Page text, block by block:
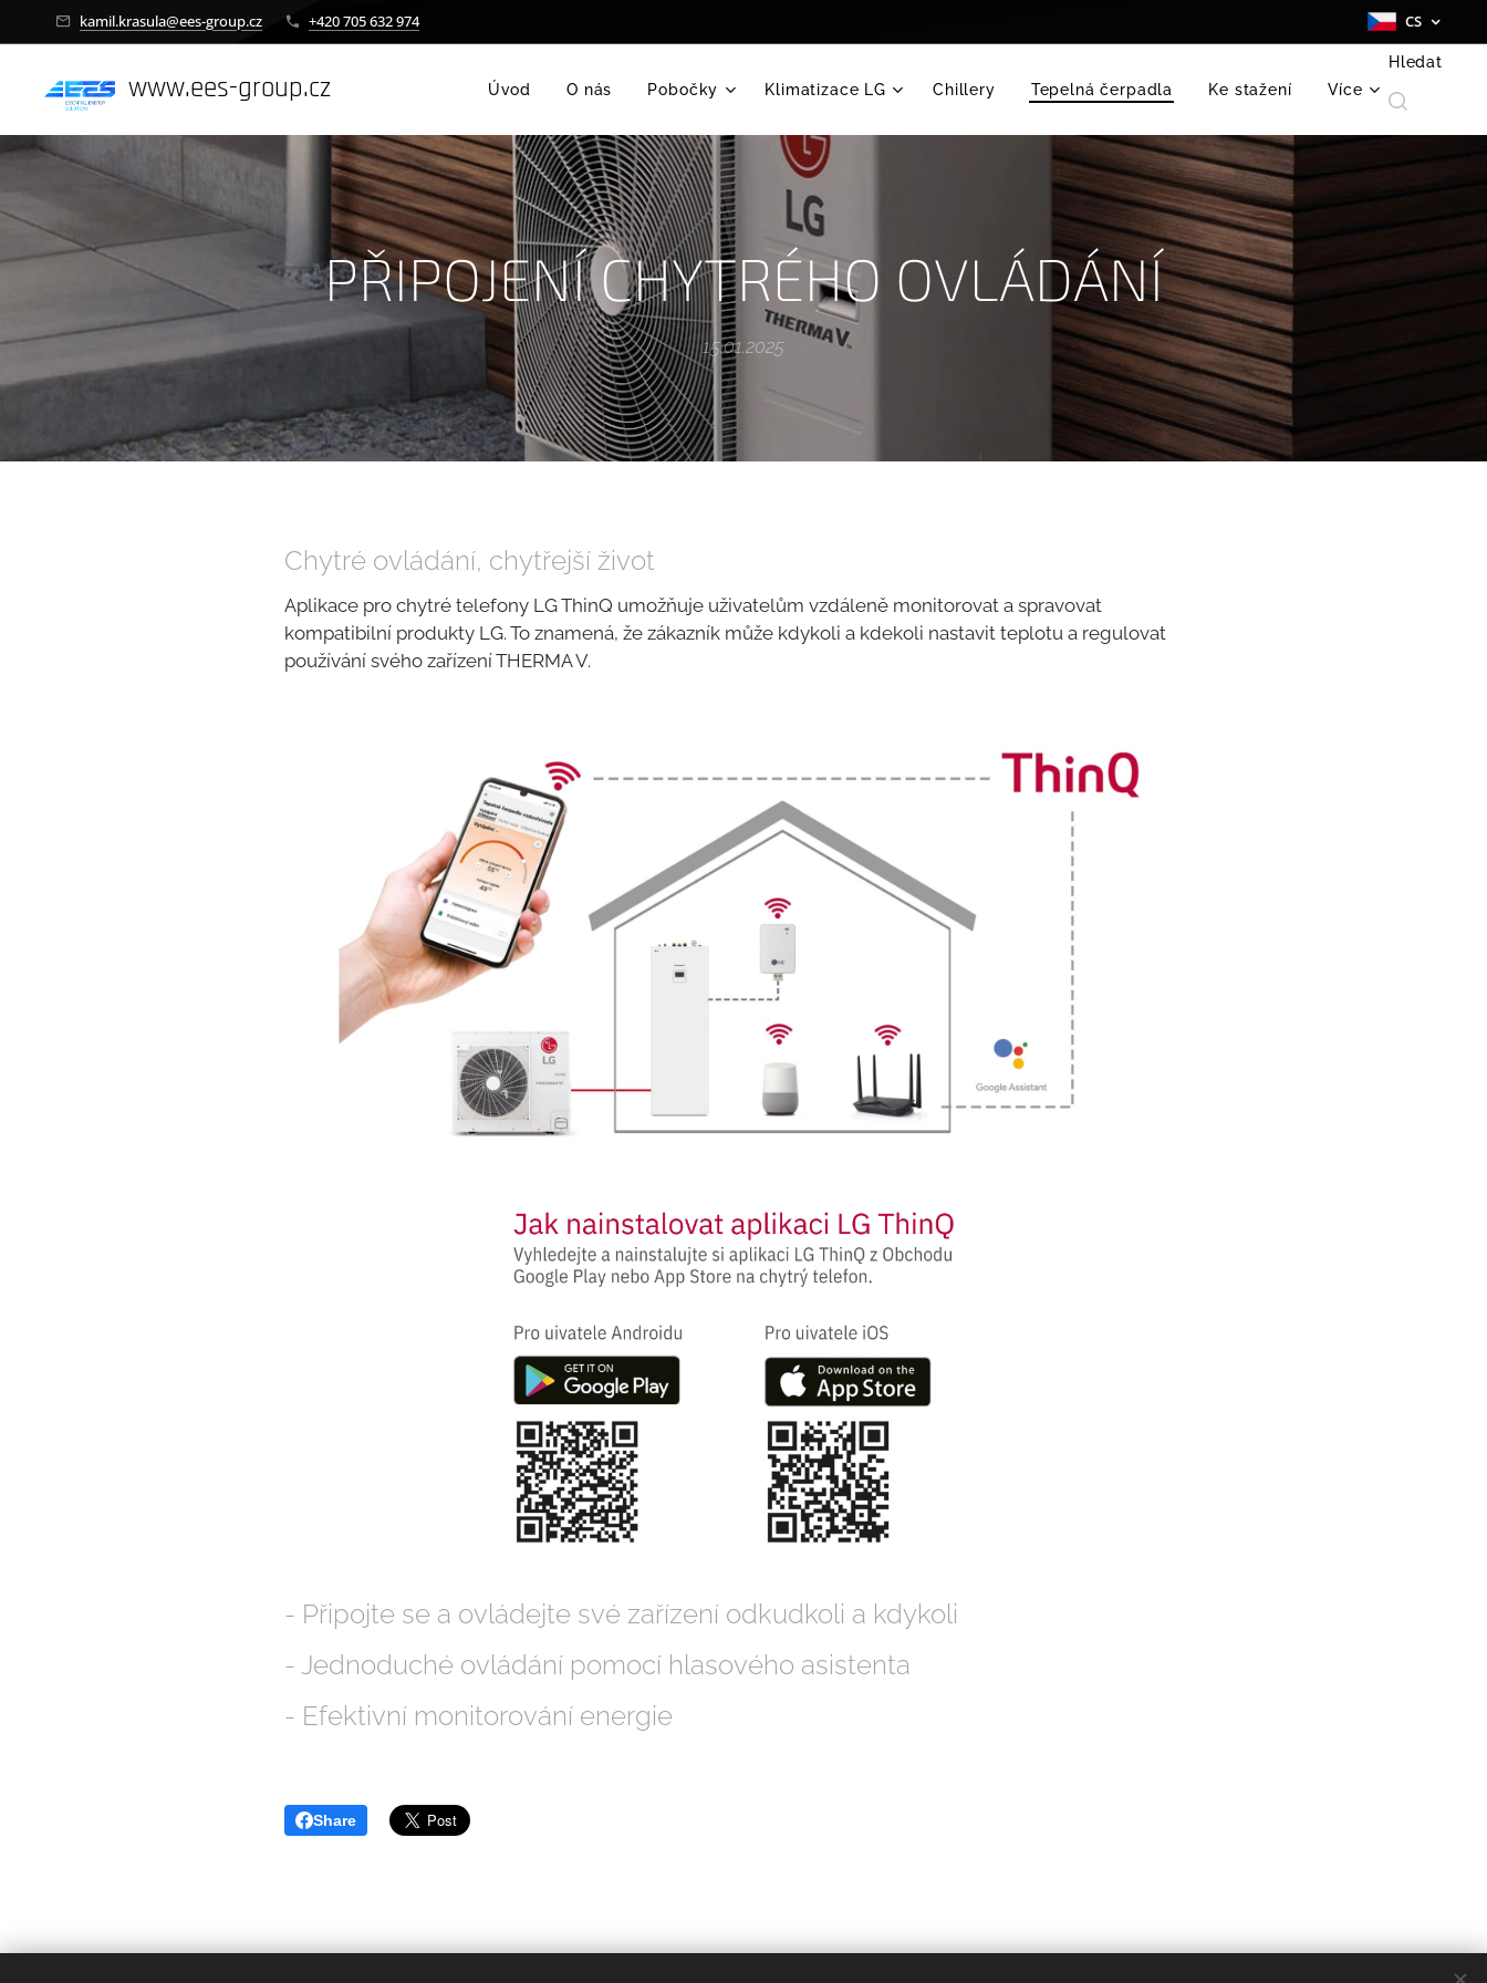
kamil.krasula@ees-group.cz +420 705 632 974 CS
www.ees-group.cz Úvod O nás Pobočky Klimatizace LG Chillery Tepelná čerpadla Ke stažení Více
Hledat
PŘIPOJENÍ CHYTRÉHO OVLÁDÁNÍ
15.01.2025
Chytré ovládání, chytřejší život
Aplikace pro chytré telefony LG ThinQ umožňuje uživatelům vzdáleně monitorovat a spravovat
kompatibilní produkty LG. To znamená, že zákazník může kdykoli a kdekoli nastavit teplotu a regulovat
používání svého zařízení THERMA V.
- Připojte se a ovládejte své zařízení odkudkoli a kdykoli
- Jednoduché ovládání pomocí hlasového asistenta
- Efektivní monitorování energie
Share